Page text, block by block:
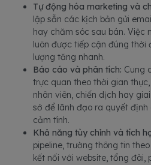
Tự động hóa marketing và
lập sẵn các kịch bản gửi
hay chăm sóc sau bán. Việc
luôn được tiếp cận đúng thời
lượng tăng nhanh.
Báo cáo và phân tích: Cung
trực quan theo thời gian
nhân viên, chiến dịch hay
sở để lãnh đạo ra quyết
cảm tính.
Khả năng tùy chỉnh và tích
pipeline, trường thông tin
kết nối với website, tổng đài,